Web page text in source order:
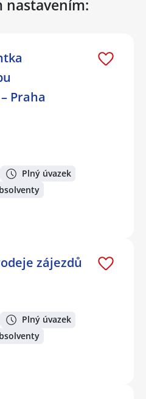
nastavením:
Praha
Plný úvazek
zájezdů
Plný úvazek